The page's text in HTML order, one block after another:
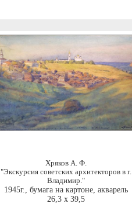
Хряков А. Ф.
"Экскурсия советских архитекторов в г.
Владимир."
1945г., бумага на картоне, акварель
26,3 x 39,5